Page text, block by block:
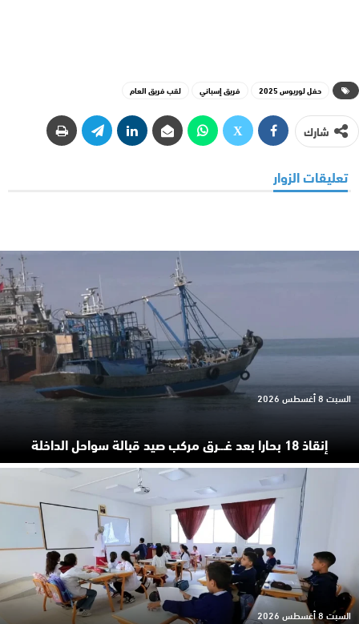
حفل لوريوس 2025 فريق إسباني لقب فريق العام
شارك
تعليقات الزوار
إنقاذ 18 بحارا بعد غـ.ـرق مركب صيد قبالة سواحل الداخلة
السبت 8 أغسطس 2026
السبت 8 أغسطس 2026